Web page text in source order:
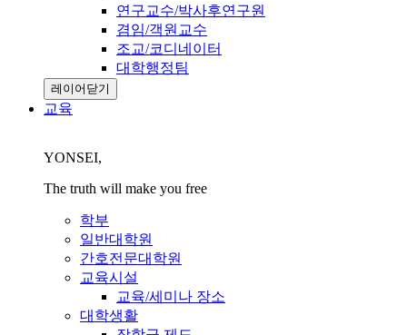
연구교수/박사후연구원
겸임/객원교수
조교/코디네이터
대학행정팀
레이어닫기
교육
YONSEI,
The truth will make you free
학부
일반대학원
간호전문대학원
교육시설
교육/세미나 장소
대학생활